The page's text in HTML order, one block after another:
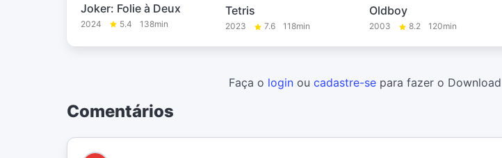
Joker: Folie à Deux
2024 5.4 138min
Tetris
2023 7.6 118min
Oldboy
2003 8.2 120min
Faça o login ou cadastre-se para fazer o Download
Comentários